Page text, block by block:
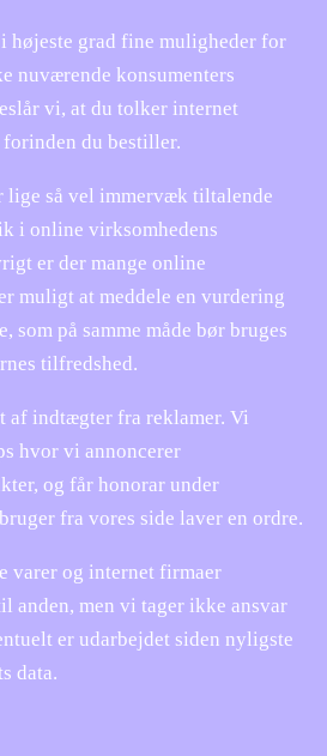
højeste grad fine muligheder for
nuværende konsumenters
vi, at du tolker internet
du bestiller.
lige så vel immervæk tiltalende
i online virksomhedens
er der mange online
muligt at meddele en vurdering
som på samme måde bør bruges
tilfredshed.
af indtægter fra reklamer. Vi
hvor vi annoncerer
og får honorar under
fra vores side laver en ordre.
varer og internet firmaer
anden, men vi tager ikke ansvar
er udarbejdet siden nyligste
data.